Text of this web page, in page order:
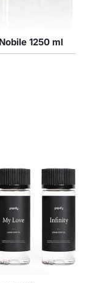
1250 ml